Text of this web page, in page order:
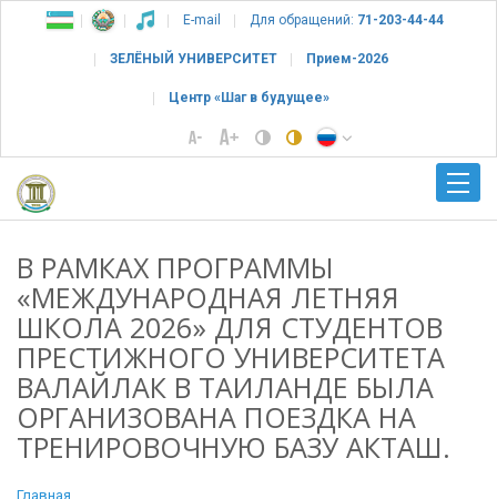
E-mail Для обращений: 71-203-44-44
ЗЕЛЁНЫЙ УНИВЕРСИТЕТ Прием-2026
Центр «Шаг в будущее»
В РАМКАХ ПРОГРАММЫ
«МЕЖДУНАРОДНАЯ ЛЕТНЯЯ
ШКОЛА 2026» ДЛЯ СТУДЕНТОВ
ПРЕСТИЖНОГО УНИВЕРСИТЕТА
ВАЛАЙЛАК В ТАИЛАНДЕ БЫЛА
ОРГАНИЗОВАНА ПОЕЗДКА НА
ТРЕНИРОВОЧНУЮ БАЗУ АКТАШ.
Главная